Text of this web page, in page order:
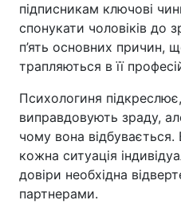
підписникам ключові
спонукати чоловіків до
п’ять основних причин,
трапляються в її
Психологиня
виправдовують зраду,
чому вона
кожна ситуація
довіри необхідна
партнерами.